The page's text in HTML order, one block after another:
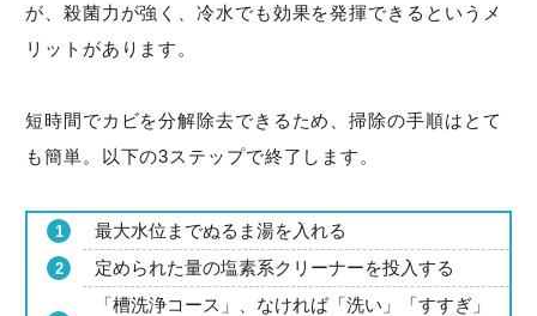
が、殺菌力が強く、冷水でも効果を発揮できるというメ
リットがあります。
短時間でカビを分解除去できるため、掃除の手順はとて
も簡単。以下の3ステップで終了します。
最大水位までぬるま湯を入れる
定められた量の塩素系クリーナーを投入する
「槽洗浄コース」、なければ「洗い」「すすぎ」